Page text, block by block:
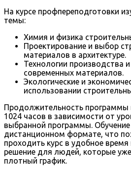
На курсе профпереподготовки
темы:
Химия и физика
Проектирование и выбор
материалов в архитектуре.
Технологии производства
современных материалов.
Экологические и
использовании
Продолжительность программы
1024 часов в зависимости от
выбранной программы. Обучение
дистанционном формате, что
проходить курс в удобное
решение для людей, которые
плотный график.